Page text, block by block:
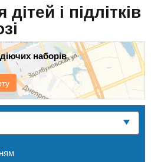
(ВНЗ) і підлітків
наборів